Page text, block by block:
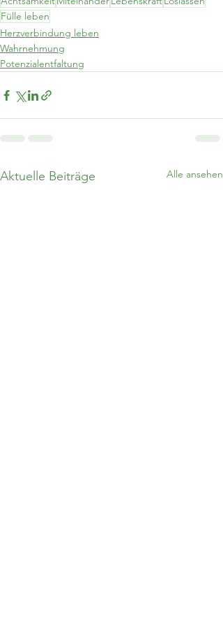
Fülle leben
Herzverbindung leben
Wahrnehmung
Potenzialentfaltung
Aktuelle Beiträge Alle ansehen